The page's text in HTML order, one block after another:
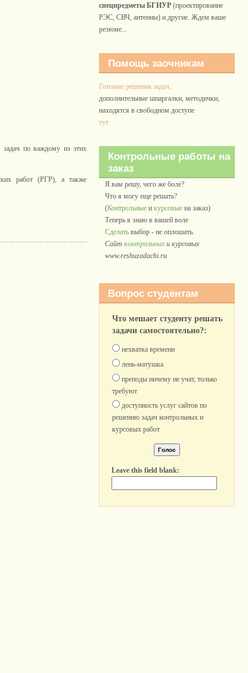
задач по каждому из этих
работ (РГР), а также
спецпредметы БГИУР (проектирование
РЭС, СВЧ, антенны) и другие. Ждем ваше
резюме...
Помощь заочникам
Готовые решения задач,
дополнительные шпаргалки, методички,
находятся в свободном доступе
тут
Контрольные работы на
заказ
Я вам решу, чего же боле?
Что я могу еще решать?
(Контрольные икурсовые на заказ)
Теперь я знаю в вашей воле
Сделать выбор - не оплошать.
Сайтконтрольных и курсовых
www.reshuzadachi.ru
Вопрос студентам
Что мешает студенту решать
задачи самостоятельно?:
нехватка времени
лень-матушка
преподы ничему не учат, только
требуют
доступность услуг сайтов по
решению задач контрольных и
курсовых работ
Leave this field blank: